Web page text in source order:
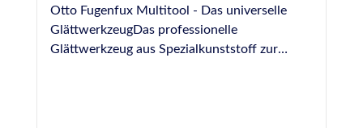
Otto Fugenfux Multitool - Das universelle
GlättwerkzeugDas professionelle
Glättwerkzeug aus Spezialkunststoff zur